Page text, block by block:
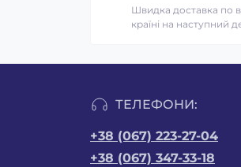
Швидка доставка по
країні на наступний
ТЕЛЕФОНИ:
+38 (067) 223-27-04
+38 (067) 347-33-18